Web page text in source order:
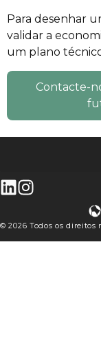
Para desenhar
validar a
um plano
Contacte-
© 2026 Todos os direitos